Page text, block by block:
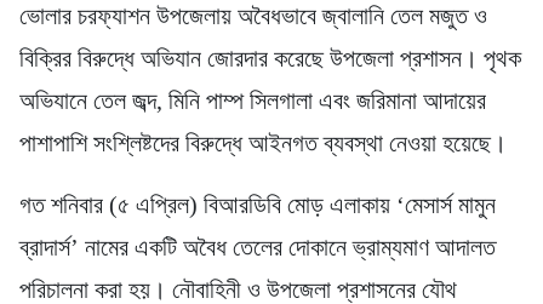
ভোলার চরফ্যাশন উপজেলায় অবৈধভাবে জ্বালানি তেল মজুত ও
বিক্রির বিরুদ্ধে অভিযান জোরদার করেছে উপজেলা প্রশাসন। পৃথক
অভিযানে তেল জব্দ, মিনি পাম্প সিলগালা এবং জরিমানা আদায়ের
পাশাপাশি সংশ্লিষ্টদের বিরুদ্ধে আইনগত ব্যবস্থা নেওয়া হয়েছে।
গত শনিবার (৫ এপ্রিল) বিআরডিবি মোড় এলাকায় ‘মেসার্স মামুন
ব্রাদার্স’ নামের একটি অবৈধ তেলের দোকানে ভ্রাম্যমাণ আদালত
পরিচালনা করা হয়। নৌবাহিনী ও উপজেলা প্রশাসনের যৌথ